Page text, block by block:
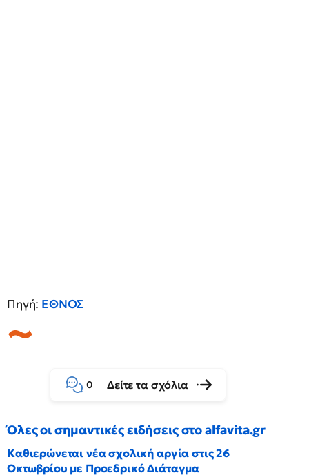
Πηγή: ΕΘΝΟΣ
0 Δείτε τα σχόλια
Όλες οι σημαντικές ειδήσεις στο alfavita.gr
Καθιερώνεται νέα σχολική αργία στις 26
Οκτωβρίου με Προεδρικό Διάταγμα